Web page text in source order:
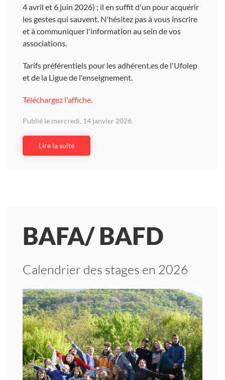
4 avril et 6 juin 2026) ; il en suffit d'un pour acquérir
les gestes qui sauvent. N'hésitez pas à vous inscrire
et à communiquer l'information au sein de vos
associations.
Tarifs préférentiels pour les adhérent.es de l'Ufolep
et de la Ligue de l'enseignement.
Téléchargez l'affiche.
Publié le mercredi, 14 janvier 2026.
Lire la suite
BAFA/ BAFD
Calendrier des stages en 2026